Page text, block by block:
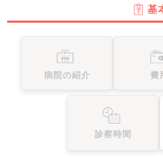
基
病院の紹介 費
診察時間